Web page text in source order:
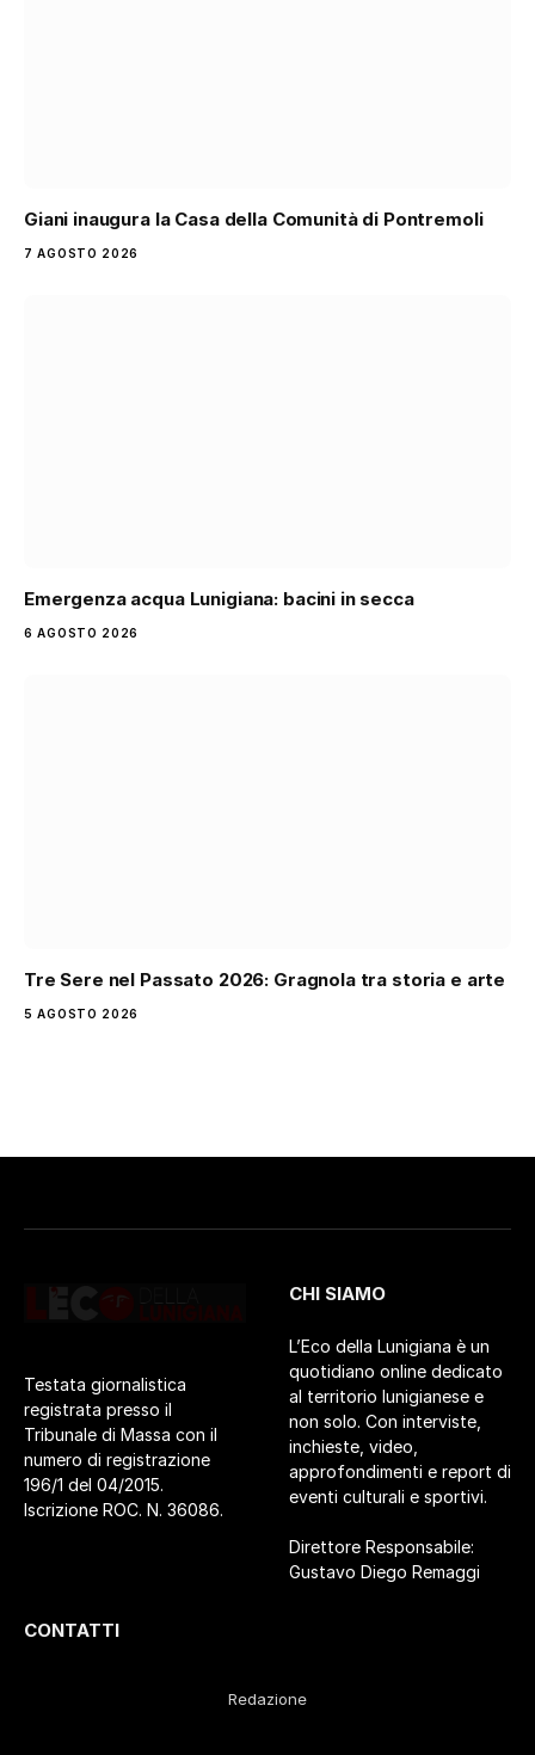
Giani inaugura la Casa della Comunità di Pontremoli
7 AGOSTO 2026
Emergenza acqua Lunigiana: bacini in secca
6 AGOSTO 2026
Tre Sere nel Passato 2026: Gragnola tra storia e arte
5 AGOSTO 2026
Testata giornalistica
registrata presso il
Tribunale di Massa con il
numero di registrazione
196/1 del 04/2015.
Iscrizione ROC. N. 36086.
CHI SIAMO
L’Eco della Lunigiana è un
quotidiano online dedicato
al territorio lunigianese e
non solo. Con interviste,
inchieste, video,
approfondimenti e report di
eventi culturali e sportivi.
Direttore Responsabile:
Gustavo Diego Remaggi
CONTATTI
Redazione